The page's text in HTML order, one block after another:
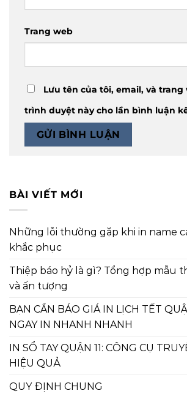
Trang web
Lưu tên của tôi, email, và
trình duyệt này cho lần bình luận
BÀI VIẾT MỚI
Những lỗi thường gặp khi in name
khắc phục
Thiệp báo hỷ là gì? Tổng hợp mẫu
và ấn tượng
BẠN CẦN BÁO GIÁ IN LỊCH TẾT
NGAY IN NHANH NHANH
IN SỔ TAY QUẬN 11: CÔNG CỤ
HIỆU QUẢ
QUY ĐỊNH CHUNG